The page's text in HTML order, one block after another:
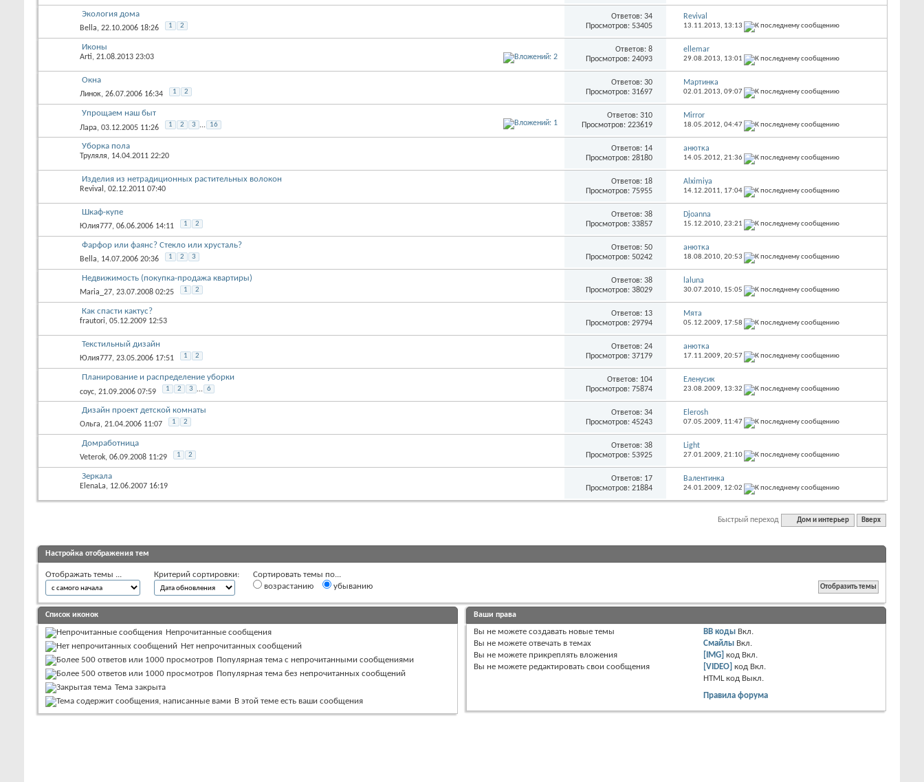
Экология дома
Bella, 22.10.2006 18:26 1 2
Ответов: 34
Просмотров: 53405
Revival
13.11.2013, 13:13
Иконы
Arti, 21.08.2013 23:03
Ответов: 8
Просмотров: 24093
ellemar
29.08.2013, 13:01
Окна
Линок, 26.07.2006 16:34 1 2
Ответов: 30
Просмотров: 31697
Мартинка
02.01.2013, 09:07
Упрощаем наш быт
Лара, 03.12.2005 11:26 1 2 3 ... 16
Ответов: 310
Просмотров: 223619
Mirror
18.05.2012, 04:47
Уборка пола
Труляля, 14.04.2011 22:20
Ответов: 14
Просмотров: 28180
анютка
14.05.2012, 21:36
Изделия из нетрадиционных растительных волокон
Revival , 02.12.2011 07:40
Ответов: 18
Просмотров: 75955
Alximiya
14.12.2011, 17:04
Шкаф-купе
Юлия777, 06.06.2006 14:11 1 2
Ответов: 38
Просмотров: 33857
Djoanna
15.12.2010, 23:21
Фарфор или фаянс? Стекло или хрусталь?
Bella, 14.07.2006 20:36 1 2 3
Ответов: 50
Просмотров: 50242
анютка
18.08.2010, 20:53
Недвижимость (покупка-продажа квартиры)
Maria_27, 23.07.2008 02:25 1 2
Ответов: 38
Просмотров: 38029
laluna
30.07.2010, 15:05
Как спасти кактус?
frautori, 05.12.2009 12:53
Ответов: 13
Просмотров: 29794
Мята
05.12.2009, 17:58
Текстильный дизайн
Юлия777, 23.05.2006 17:51 1 2
Ответов: 24
Просмотров: 37179
анютка
17.11.2009, 20:57
Планирование и распределение уборки
соус, 21.09.2006 07:59 1 2 3 ... 6
Ответов: 104
Просмотров: 75874
Еленусик
23.08.2009, 13:32
Дизайн проект детской комнаты
Ольга, 21.04.2006 11:07 1 2
Ответов: 34
Просмотров: 45243
Elerosh
07.05.2009, 11:47
Домработница
Veterok, 06.09.2008 11:29 1 2
Ответов: 38
Просмотров: 53925
Light
27.01.2009, 21:10
Зеркала
ElenaLa, 12.06.2007 16:19
Ответов: 17
Просмотров: 21884
Валентинка
24.01.2009, 12:02
Быстрый переход Дом и интерьер Вверх
Настройка отображения тем
Отображать темы ... Критерий сортировки:
Сортировать темы по...
возрастанию
убыванию
Список иконок
Непрочитанные сообщения
Нет непрочитанных сообщений
Популярная тема с непрочитанными сообщениями
Популярная тема без непрочитанных сообщений
Тема закрыта
В этой теме есть ваши сообщения
Ваши права
Вы не можете создавать новые темы
Вы не можете отвечать в темах
Вы не можете прикреплять вложения
Вы не можете редактировать свои сообщения
BB коды Вкл.
Смайлы Вкл.
[IMG] код Вкл.
[VIDEO] код Вкл.
HTML код Выкл.
Правила форума